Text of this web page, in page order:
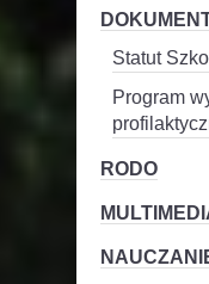
Statut
Program
RODO